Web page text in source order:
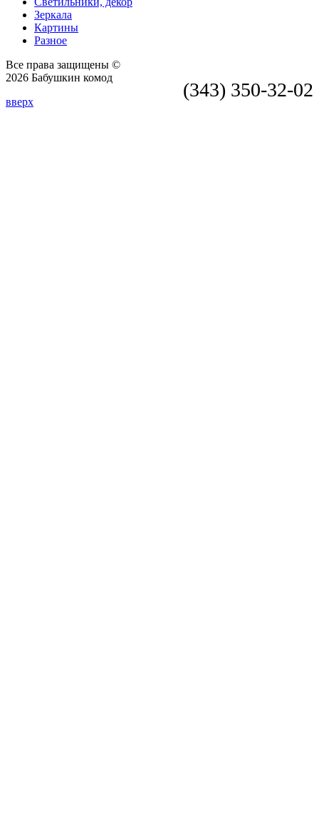
Зеркала
Картины
Разное
(343) 350-32-02
Все права защищены ©
2026 Бабушкин комод
вверх